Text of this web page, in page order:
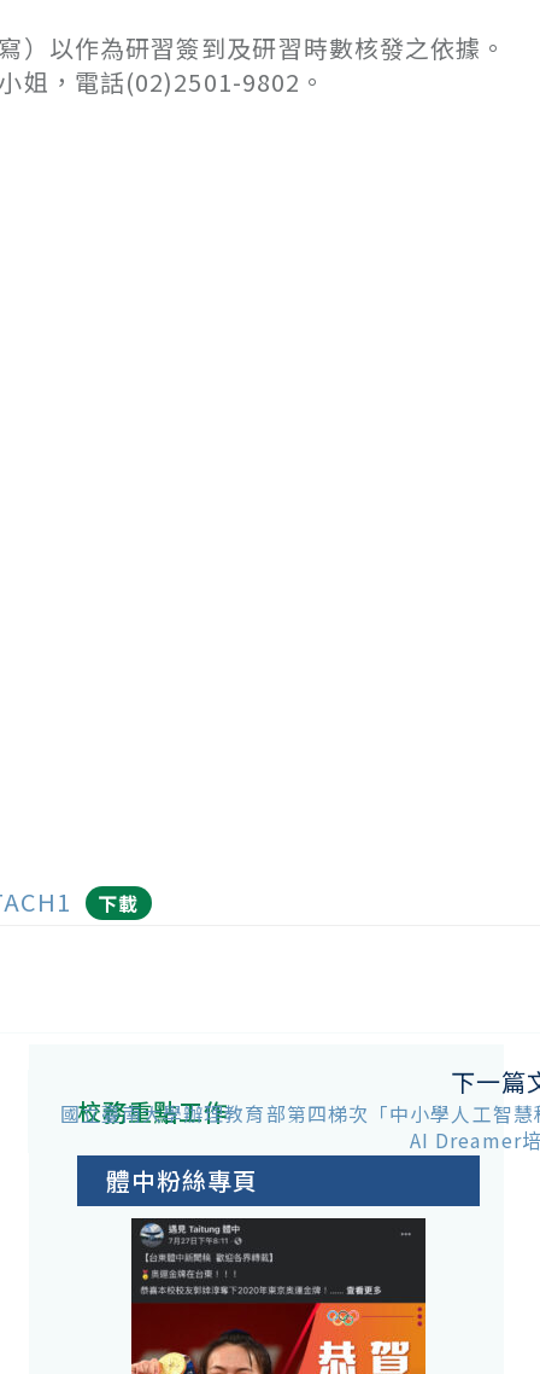
）以作為研習簽到及研習時數核發之依據。
姐，電話(02)2501-9802。
下載
下一篇
國立臺南大學辦理教育部第四梯次「中小學人工智
AI Dreamer
校務重點工作
體中粉絲專頁